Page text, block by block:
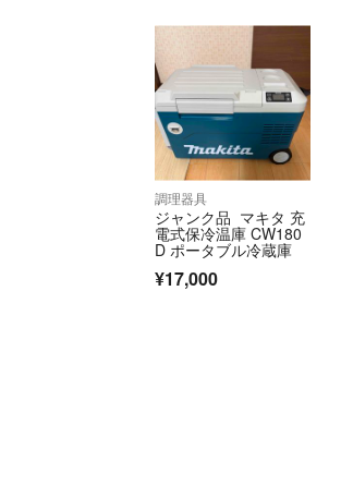
調理器具
ジャンク品 マキタ 充
電式保冷温庫 CW180
D ポータブル冷蔵庫
¥17,000